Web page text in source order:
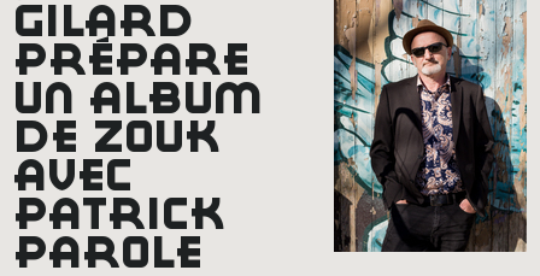
gilard
prépare
un album
de zouk
avec
patrick
parole